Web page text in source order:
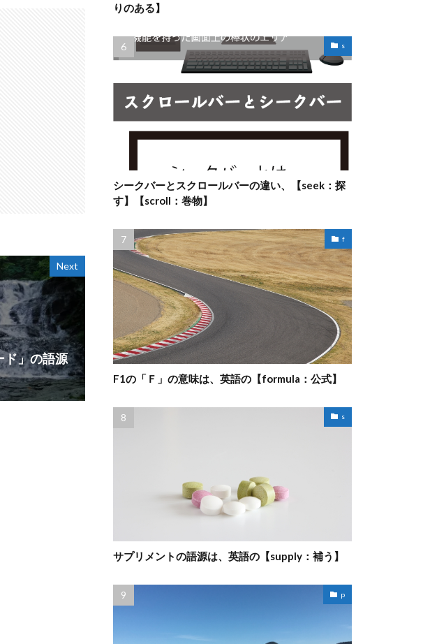
Next
ド」の語源
りのある】
s
シークバーとスクロールバーの違い、【seek：探
す】【scroll：巻物】
f
F1の「Ｆ」の意味は、英語の【formula：公式】
s
サプリメントの語源は、英語の【supply：補う】
p